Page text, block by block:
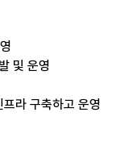
및 운영
라 구축하고 운영